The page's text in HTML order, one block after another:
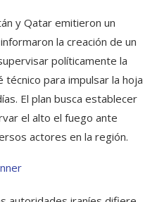
y Qatar emitieron un
la creación de un
políticamente la
técnico para impulsar la hoja
El plan busca establecer
el alto el fuego ante
actores en la región.